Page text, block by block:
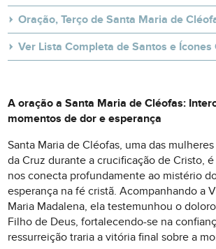
Oração, Terço de Santa Maria de
Ver Lista Completa de Santos e Ícones
A oração a Santa Maria de Cléofas:
momentos de dor e esperança
Santa Maria de Cléofas, uma das
da Cruz durante a crucificação de Cristo,
nos conecta profundamente ao mistério
esperança na fé cristã. Acompanhando a
Maria Madalena, ela testemunhou o
Filho de Deus, fortalecendo-se na
ressurreição traria a vitória final sobre a